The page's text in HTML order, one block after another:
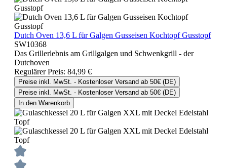
Dutch Oven 13,6 L für Galgen Gusseisen Kochtopf Gusstopf
SW10368
Das Grillerlebnis am Grillgalgen und Schwenkgrill - der
Dutchoven
Regulärer Preis: 84,99 €
Preise inkl. MwSt. - Kostenloser Versand ab 50€ (DE)
Preise inkl. MwSt. - Kostenloser Versand ab 50€ (DE)
In den Warenkorb